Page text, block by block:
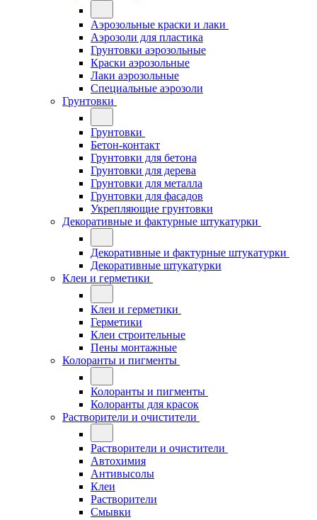
Аэрозольные краски и лаки
Аэрозоли для пластика
Грунтовки аэрозольные
Краски аэрозольные
Лаки аэрозольные
Специальные аэрозоли
Грунтовки
Грунтовки
Бетон-контакт
Грунтовки для бетона
Грунтовки для дерева
Грунтовки для металла
Грунтовки для фасадов
Укрепляющие грунтовки
Декоративные и фактурные штукатурки
Декоративные и фактурные штукатурки
Декоративные штукатурки
Клеи и герметики
Клеи и герметики
Герметики
Клеи строительные
Пены монтажные
Колоранты и пигменты
Колоранты и пигменты
Колоранты для красок
Растворители и очистители
Растворители и очистители
Автохимия
Антивысолы
Клеи
Растворители
Смывки